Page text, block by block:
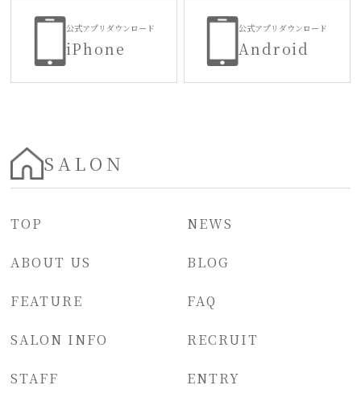
公式アプリダウンロード
iPhone
公式アプリダウンロード
Android
SALON
TOP
ABOUT US
FEATURE
SALON INFO
STAFF
NEWS
BLOG
FAQ
RECRUIT
ENTRY